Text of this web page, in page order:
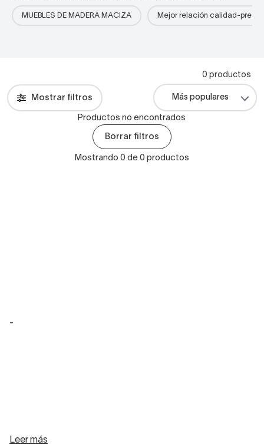
MUEBLES DE MADERA MACIZA Mejor relación calidad-precio
Mostrar filtros
0 productos
Productos no encontrados
Borrar filtros
Mostrando 0 de 0 productos
-
Leer más